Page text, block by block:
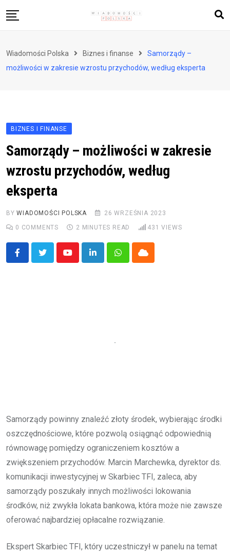
to
Zdrowie i styl życia
Wiadomości Polska Biznes i finanse
Samorządy –
możliwości w zakresie wzrostu przychodów, według eksperta
BIZNES I FINANSE
Samorządy – możliwości w zakresie
wzrostu przychodów, według
eksperta
BYWIADOMOŚCI POLSKA
26 WRZEŚNIA 2023
0 COMMENTS 2 MINUTES READ 431 VIEWS
YoutubeLinkedInWhatsappCloud
Samorządy powinny znaleźć złoty środek, wybierając środki
oszczędnościowe, które pozwolą osiągnąć odpowiednią
równowagę pomiędzy ograniczeniem kosztów a
zwiększeniem przychodów. Marcin Marchewka, dyrektor ds.
komunikacji inwestycyjnej w Skarbiec TFI, zaleca, aby
samorządy poszukały innych możliwości lokowania
środków, niż zwykła lokata bankowa, która może nie zawsze
oferować najbardziej opłacalne rozwiązanie.
Ekspert Skarbiec TFI, który uczestniczył w panelu na temat